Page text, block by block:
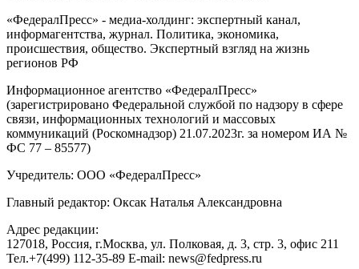
«ФедералПресс» - медиа-холдинг: экспертный канал,
информагентства, журнал. Политика, экономика,
происшествия, общество. Экспертный взгляд на жизнь
регионов РФ
Информационное агентство «ФедералПресс»
(зарегистрировано Федеральной службой по надзору в сфере
связи, информационных технологий и массовых
коммуникаций (Роскомнадзор) 21.07.2023г. за номером ИА №
ФС 77 – 85577)
Учредитель: ООО «ФедералПресс»
Главный редактор: Оксак Наталья Александровна
Адрес редакции:
127018, Россия, г.Москва, ул. Полковая, д. 3, стр. 3, офис 211
Тел.+7(499) 112-35-89 E-mail: news@fedpress.ru